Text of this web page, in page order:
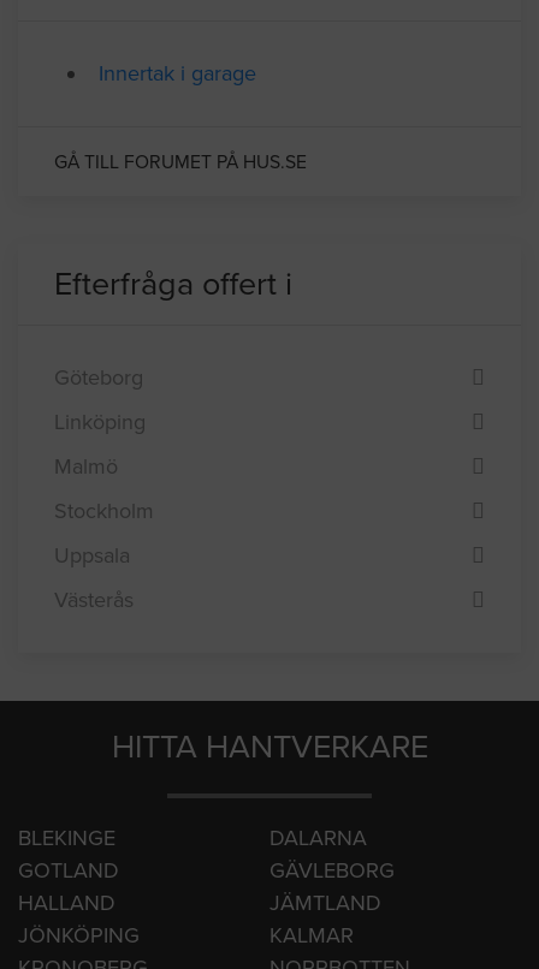
Relaterade forumtrådar
Innertak i garage
Efterfråga offert i
Göteborg
Linköping
Malmö
Stockholm
Västerås
HITTA HANTVERKARE
BLEKINGE
DALARNA